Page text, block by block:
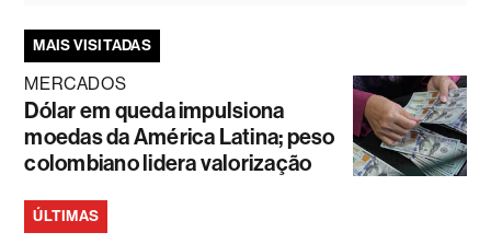
MAIS VISITADAS
MERCADOS
Dólar em queda impulsiona
moedas da América Latina; peso
colombiano lidera valorização
ÚLTIMAS